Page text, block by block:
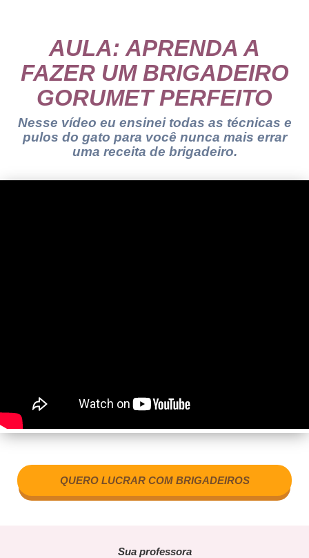
AULA: APRENDA A
FAZER UM BRIGADEIRO
GORUMET PERFEITO
Nesse vídeo eu ensinei todas as técnicas e
pulos do gato para você nunca mais errar
uma receita de brigadeiro.
QUERO LUCRAR COM BRIGADEIROS
Sua professora